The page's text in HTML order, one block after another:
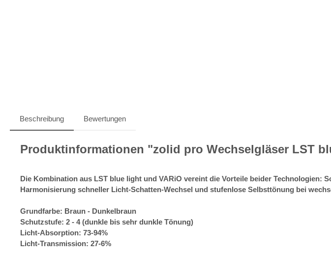
Beschreibung Bewertungen
Produktinformationen "zolid pro Wechselgläser LST
Die Kombination aus LST blue light und VARiO vereint die Vorteile beider
Harmonisierung schneller Licht-Schatten-Wechsel und stufenlose Selbsttönung bei
Grundfarbe: Braun - Dunkelbraun
Schutzstufe: 2 - 4 (dunkle bis sehr dunkle Tönung)
Licht-Absorption: 73-94%
Licht-Transmission: 27-6%